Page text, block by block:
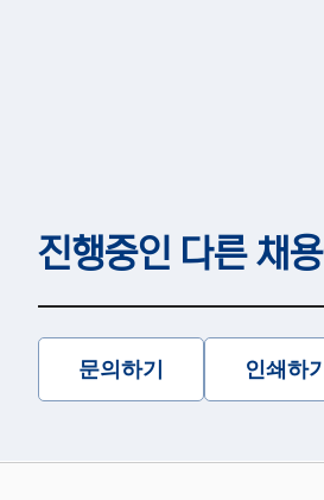
진행중인 다른 채
문의하기 인쇄하기